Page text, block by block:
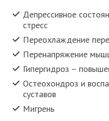
Депрессивное
стресс
Переохлаждение
Перенапряжение
Гипергидроз –
Остеохондроз и
суставов
Мигрень